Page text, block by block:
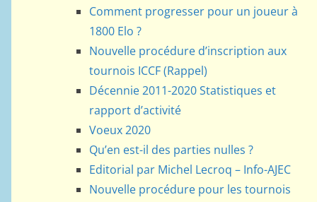
Comment progresser pour un joueur à
1800 Elo ?
Nouvelle procédure d’inscription aux
tournois ICCF (Rappel)
Décennie 2011-2020 Statistiques et
rapport d’activité
Voeux 2020
Qu’en est-il des parties nulles ?
Editorial par Michel Lecroq – Info-AJEC
Nouvelle procédure pour les tournois